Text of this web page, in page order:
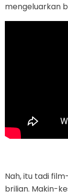
mengeluarkan
Nah, itu tadi
brilian. Makin-